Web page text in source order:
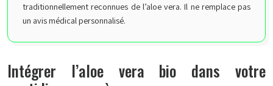
traditionnellement reconnues de l’aloe vera. Il ne remplace pas
un avis médical personnalisé.
Intégrer l’aloe vera bio dans votre